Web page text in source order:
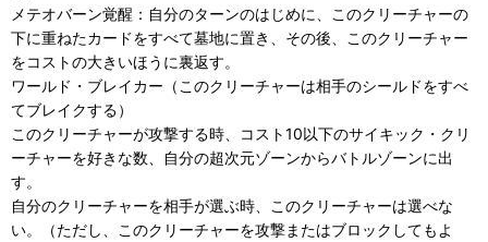
メテオバーン覚醒：自分のターンのはじめに、このクリーチャーの
下に重ねたカードをすべて墓地に置き、その後、このクリーチャー
をコストの大きいほうに裏返す。
ワールド・ブレイカー（このクリーチャーは相手のシールドをすべ
てブレイクする）
このクリーチャーが攻撃する時、コスト10以下のサイキック・クリ
ーチャーを好きな数、自分の超次元ゾーンからバトルゾーンに出
す。
自分のクリーチャーを相手が選ぶ時、このクリーチャーは選べな
い。（ただし、このクリーチャーを攻撃またはブロックしてもよ